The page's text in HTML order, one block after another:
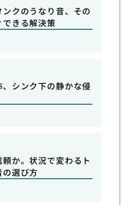
クのうなり音、その
きる解決策
、シンク下の静かな侵
か。状況で変わるト
選び方